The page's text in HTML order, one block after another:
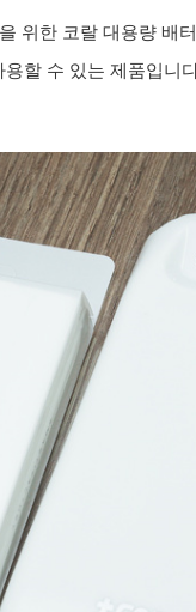
위한 코랄 대용량 배
할 수 있는 제품입니